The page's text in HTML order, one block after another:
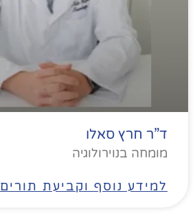
ד”ר חרץ סאלו
מומחה בנוירולוגיה
למידע נוסף וקביעת תורים »